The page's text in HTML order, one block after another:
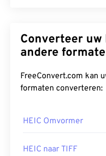
Converteer uw HEIC naar
andere
FreeConvert.com kan uw HEIC naar de
formaten converteren:
HEIC Omvormer
HEIC naar TIFF